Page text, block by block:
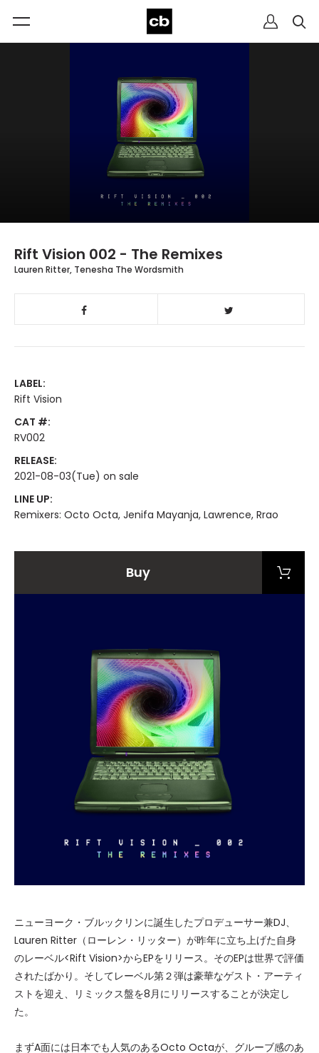
Rift Vision 002 - The Remixes
Lauren Ritter, Tenesha The Wordsmith
LABEL:
Rift Vision
CAT #:
RV002
RELEASE:
2021-08-03(Tue) on sale
LINE UP:
Remixers: Octo Octa, Jenifa Mayanja, Lawrence, Rrao
Buy
ニューヨーク・ブルックリンに誕生したプロデューサー兼DJ、
Lauren Ritter（ローレン・リッター）が昨年に立ち上げた自身
のレーベル<Rift Vision>からEPをリリース。そのEPは世界で評価
されたばかり。そしてレーベル第２弾は豪華なゲスト・アーティ
ストを迎え、リミックス盤を8月にリリースすることが決定し
た。
まずA面には日本でも人気のあるOcto Octaが、グルーブ感のあ